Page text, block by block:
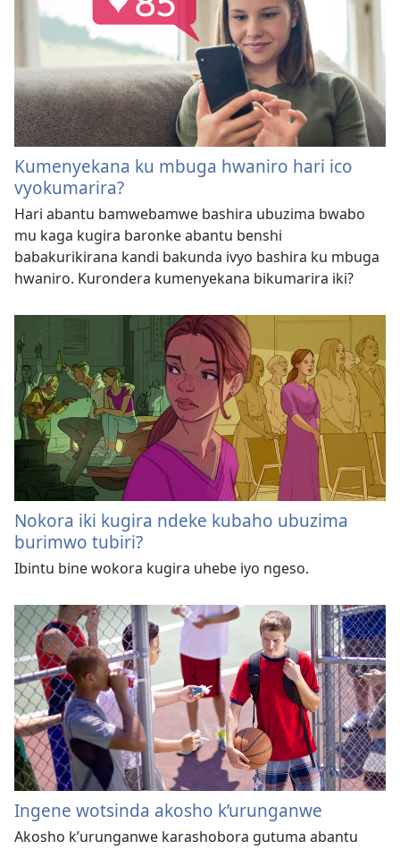
Kumenyekana ku mbuga hwaniro hari ico
vyokumarira?
Hari abantu bamwebamwe bashira ubuzima bwabo
mu kaga kugira baronke abantu benshi
babakurikirana kandi bakunda ivyo bashira ku mbuga
hwaniro. Kurondera kumenyekana bikumarira iki?
Nokora iki kugira ndeke kubaho ubuzima
burimwo tubiri?
Ibintu bine wokora kugira uhebe iyo ngeso.
Ingene wotsinda akosho k’urunganwe
Akosho k’urunganwe karashobora gutuma abantu